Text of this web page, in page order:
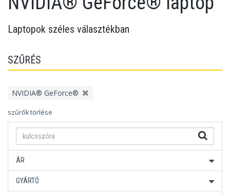
Laptopok széles választékban
SZŰRÉS
NVIDIA® GeForce®
szűrők törlése
ÁR
GYÁRTÓ